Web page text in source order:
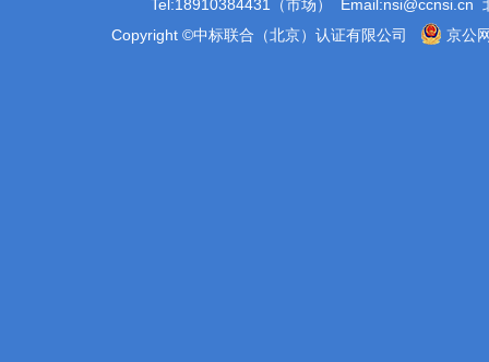
Tel:18910384431（市场） Email:nsi@ccnsi.cn
Copyright ©中标联合（北京）认证有限公司
京公